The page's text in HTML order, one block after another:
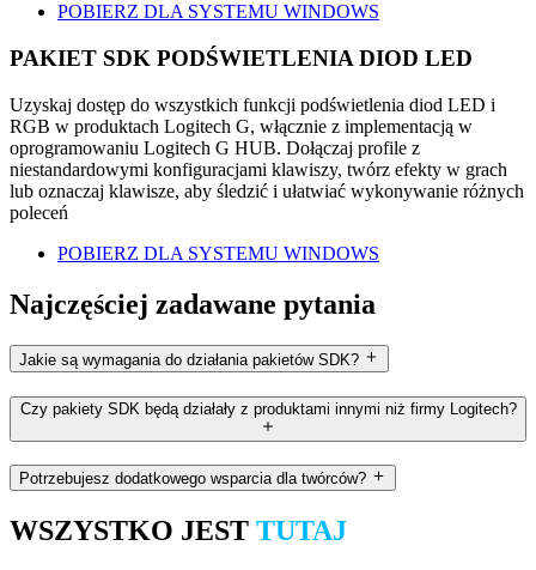
POBIERZ DLA SYSTEMU WINDOWS
PAKIET SDK PODŚWIETLENIA DIOD LED
Uzyskaj dostęp do wszystkich funkcji podświetlenia diod LED i
RGB w produktach Logitech G, włącznie z implementacją w
oprogramowaniu Logitech G HUB. Dołączaj profile z
niestandardowymi konfiguracjami klawiszy, twórz efekty w grach
lub oznaczaj klawisze, aby śledzić i ułatwiać wykonywanie różnych
poleceń
POBIERZ DLA SYSTEMU WINDOWS
Najczęściej zadawane pytania
Jakie są wymagania do działania pakietów SDK?
Czy pakiety SDK będą działały z produktami innymi niż firmy Logitech?
Potrzebujesz dodatkowego wsparcia dla twórców?
WSZYSTKO JEST TUTAJ